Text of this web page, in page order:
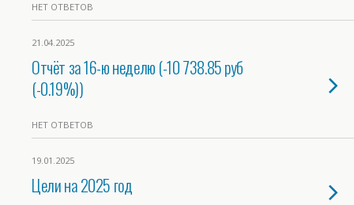
НЕТ ОТВЕТОВ
21.04.2025
Отчёт за 16-ю неделю (-10 738.85 руб
(-0.19%))
НЕТ ОТВЕТОВ
19.01.2025
Цели на 2025 год